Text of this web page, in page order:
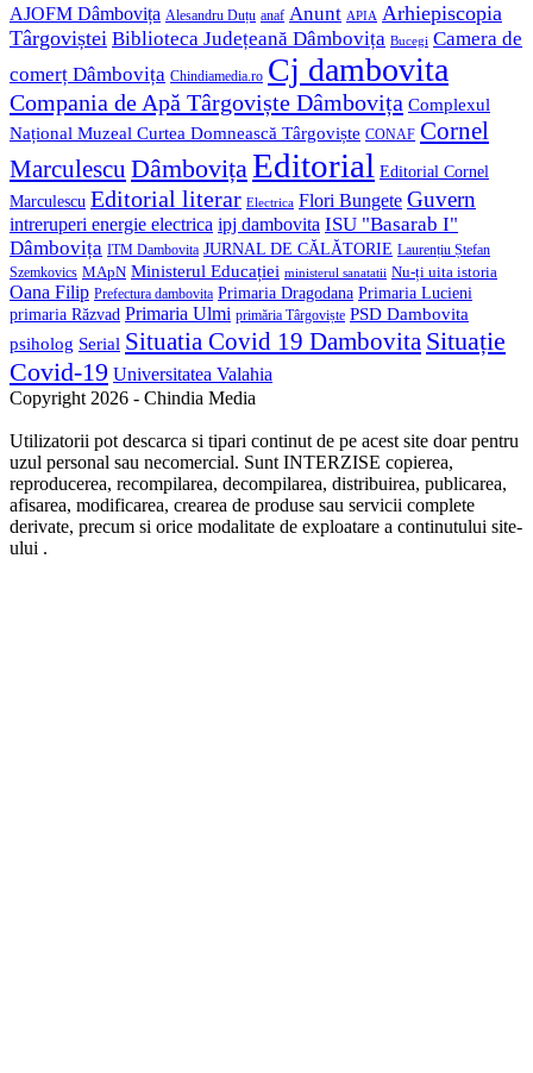
AJOFM Dâmbovița Alesandru Duțu anaf Anunt APIA Arhiepiscopia
Târgoviștei Biblioteca Județeană Dâmbovița Bucegi Camera de
comerț Dâmbovița Chindiamedia.ro Cj dambovita
Compania de Apă Târgoviște Dâmbovița Complexul
Național Muzeal Curtea Domnească Târgoviște CONAF Cornel
Marculescu DâmbovițaEditorial Editorial Cornel
Marculescu Editorial literar Electrica Flori Bungete Guvern
intreruperi energie electrica ipj dambovita ISU "Basarab I"
Dâmbovița ITM Dambovita JURNAL DE CĂLĂTORIE Laurențiu Ștefan
Szemkovics MApN Ministerul Educației ministerul sanatatii Nu-ți uita istoria
Oana Filip Prefectura dambovita Primaria Dragodana Primaria Lucieni
primaria Răzvad Primaria Ulmi primăria Târgoviște PSD Dambovita
psiholog Serial Situatia Covid 19 Dambovita Situație
Covid-19 Universitatea Valahia
Copyright 2026 - Chindia Media
Utilizatorii pot descarca si tipari continut de pe acest site doar pentru
uzul personal sau necomercial. Sunt INTERZISE copierea,
reproducerea, recompilarea, decompilarea, distribuirea, publicarea,
afisarea, modificarea, crearea de produse sau servicii complete
derivate, precum si orice modalitate de exploatare a continutului site-
ului .